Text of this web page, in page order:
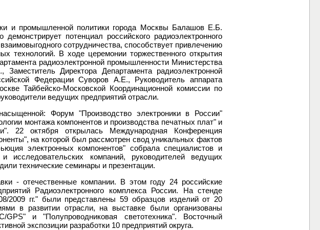
и промышленной политики города Москвы Балашов Е.Б.
потенциал российского радиоэлектронного
сотрудничества, способствует привлечению
технологий. В ходе церемонии торжественного открытия
радиоэлектронной промышленности Министерства
Директора Департамента радиоэлектронной
Федерации Суворов А.Е., Руководитель аппарата
Тайбейско-Московской Координационной комиссии по
ведущих предприятий отрасли.
Форум "Производство электроники в России"
монтажа компонентов и производства печатных плат" и
22 октября открылась Международная Конференция
на которой был рассмотрен свод уникальных фактов
электронных компонентов" собрала специалистов и
исследовательских компаний, руководителей ведущих
технические семинары и презентации.
- отечественные компании. В этом году 24 российские
Радиоэлектронного комплекса России. На стенде
2009 гг." были представлены 59 образцов изделий от 20
в развитии отрасли, на выставке были организованы
и "Полупроводниковая светотехника". Восточный
экспозиции разработки 10 предприятий округа.